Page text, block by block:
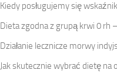
Kiedy posługujemy się
Dieta zgodna z grupą krwi 0 rh
Działanie lecznicze morwy
Jak skutecznie wybrać dietę na